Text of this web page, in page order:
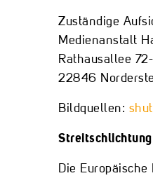
Zuständige
Medienanstalt
Rathausallee
22846
Bildquellen:
Streitschlichtung
Die